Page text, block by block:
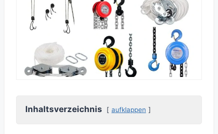
Inhaltsverzeichnis aufklappen